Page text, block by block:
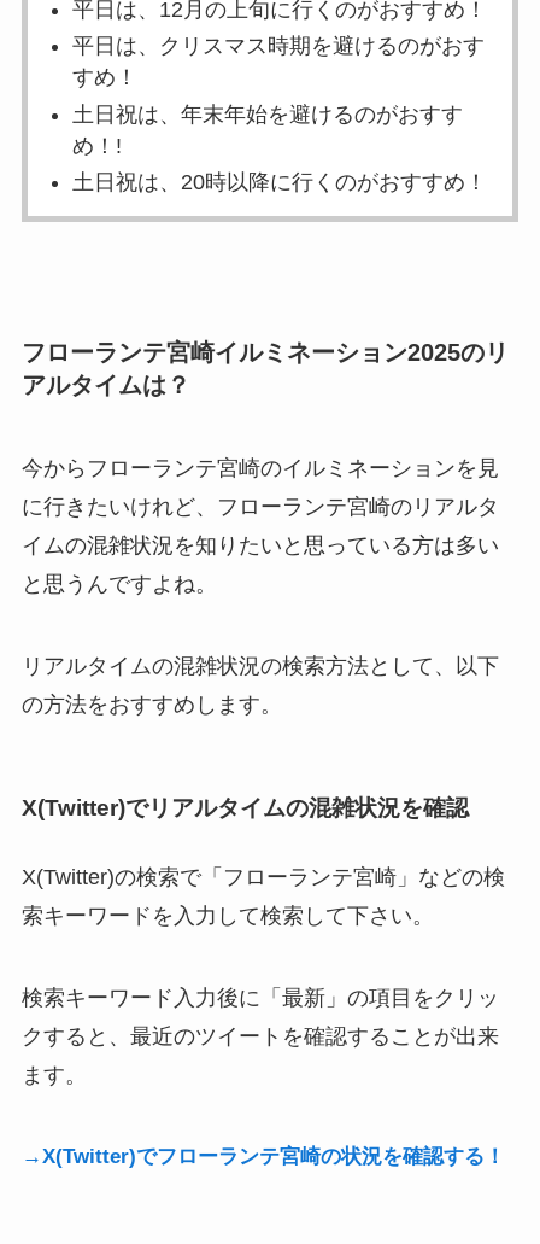
平日は、12月の上旬に行くのがおすすめ！
平日は、クリスマス時期を避けるのがおす
すめ！
土日祝は、年末年始を避けるのがおすす
め！!
土日祝は、20時以降に行くのがおすすめ！
フローランテ宮崎イルミネーション2025のリ
アルタイムは？
今からフローランテ宮崎のイルミネーションを見
に行きたいけれど、フローランテ宮崎のリアルタ
イムの混雑状況を知りたいと思っている方は多い
と思うんですよね。
リアルタイムの混雑状況の検索方法として、以下
の方法をおすすめします。
X(Twitter)でリアルタイムの混雑状況を確認
X(Twitter)の検索で「フローランテ宮崎」などの検
索キーワードを入力して検索して下さい。
検索キーワード入力後に「最新」の項目をクリッ
クすると、最近のツイートを確認することが出来
ます。
→X(Twitter)でフローランテ宮崎の状況を確認する！